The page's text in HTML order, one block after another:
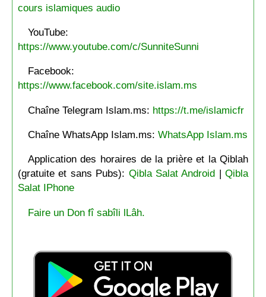
cours islamiques audio
YouTube:
https://www.youtube.com/c/SunniteSunni
Facebook:
https://www.facebook.com/site.islam.ms
Chaîne Telegram Islam.ms: https://t.me/islamicfr
Chaîne WhatsApp Islam.ms: WhatsApp Islam.ms
Application des horaires de la prière et la Qiblah
(gratuite et sans Pubs): Qibla Salat Android |Qibla
Salat IPhone
Faire un Don fî sabîli lLâh.